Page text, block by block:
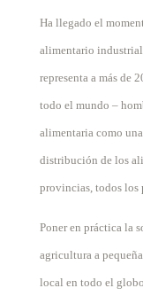
Ha llegado el
alimentario
representa a más de
todo el mundo –
alimentaria como
distribución de los
provincias, todos los
Poner en práctica la
agricultura a
local en todo el